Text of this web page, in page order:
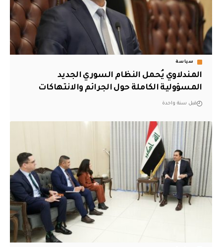
سياسة
المندلاوي يُحمل النظام السوري الجديد
المسؤولية الكاملة حول الجرائم والانتهاكات
قبل سنة واحدة